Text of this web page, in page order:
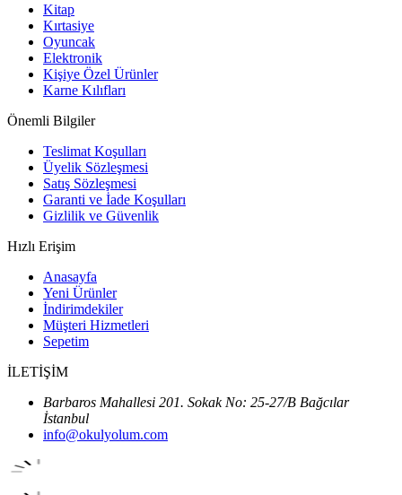
Kitap
Kırtasiye
Oyuncak
Elektronik
Kişiye Özel Ürünler
Karne Kılıfları
Önemli Bilgiler
Teslimat Koşulları
Üyelik Sözleşmesi
Satış Sözleşmesi
Garanti ve İade Koşulları
Gizlilik ve Güvenlik
Hızlı Erişim
Anasayfa
Yeni Ürünler
İndirimdekiler
Müşteri Hizmetleri
Sepetim
İLETİŞİM
Barbaros Mahallesi 201. Sokak No: 25-27/B Bağcılar
İstanbul
info@okulyolum.com